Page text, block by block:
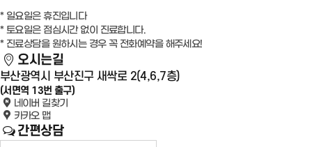
* 일요일은 휴진입니다
* 토요일은 점심시간 없이 진료합니다.
* 진료상담을 원하시는 경우 꼭 전화예약을 해주세요!
오시는길
부산광역시 부산진구 새싹로 2(4,6,7층)
(서면역 13번 출구)
네이버 길찾기
카카오 맵
간편상담